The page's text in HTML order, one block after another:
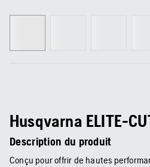
Husqvarna ELITE-
Description du produit
Conçu pour offrir de hautes